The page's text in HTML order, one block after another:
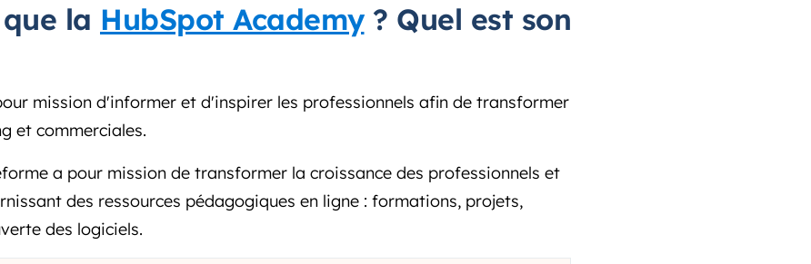
la HubSpot Academy? Quel est son
mission d'informer et d'inspirer les professionnels afin de transformer
et commerciales.
a pour mission de transformer la croissance des professionnels et
des ressources pédagogiques en ligne : formations, projets,
des logiciels.